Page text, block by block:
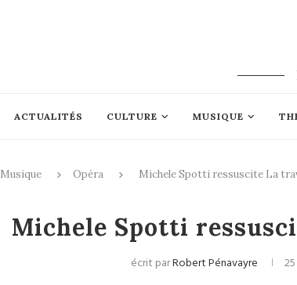
ACTUALITÉS CULTURE MUSIQUE
Musique Opéra Michele Spotti ressuscite La
Michele Spotti
écrit parRobert Pénavayre